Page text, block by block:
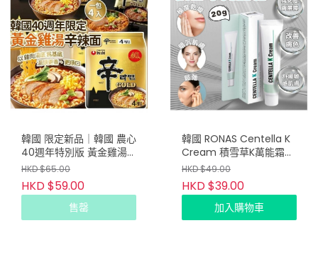
韓國 限定新品｜韓國 農心
40週年特別版 黃金雞湯
辛辣麵 (1袋4包)
HKD $65.00
HKD $59.00
售罄
韓國 RONAS Centella K
Cream 積雪草K萬能霜
20g
HKD $49.00
HKD $39.00
加入購物車